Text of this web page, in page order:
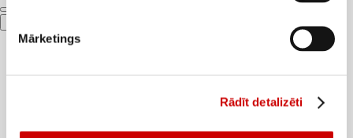
Mārketings
Rādīt detalizēti